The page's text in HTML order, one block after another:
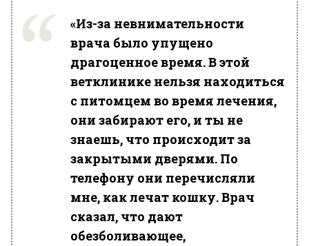
«Из-за невнимательности
врача было упущено
драгоценное время. В этой
ветклинике нельзя находиться
с питомцем во время лечения,
они забирают его, и ты не
знаешь, что происходит за
закрытыми дверями. По
телефону они перечисляли
мне, как лечат кошку. Врач
сказал, что дают
обезболивающее,